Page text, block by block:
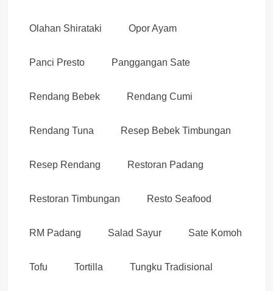
Olahan Shirataki Opor Ayam
Panci Presto Panggangan Sate
Rendang Bebek Rendang Cumi
Rendang Tuna Resep Bebek Timbungan
Resep Rendang Restoran Padang
Restoran Timbungan Resto Seafood
RM Padang Salad Sayur Sate Komoh
Tofu Tortilla Tungku Tradisional